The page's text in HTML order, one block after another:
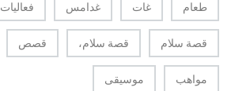
طعام غات غدامس فعاليات
قصة سلام قصة سلام، قصص
مواهب موسيقى